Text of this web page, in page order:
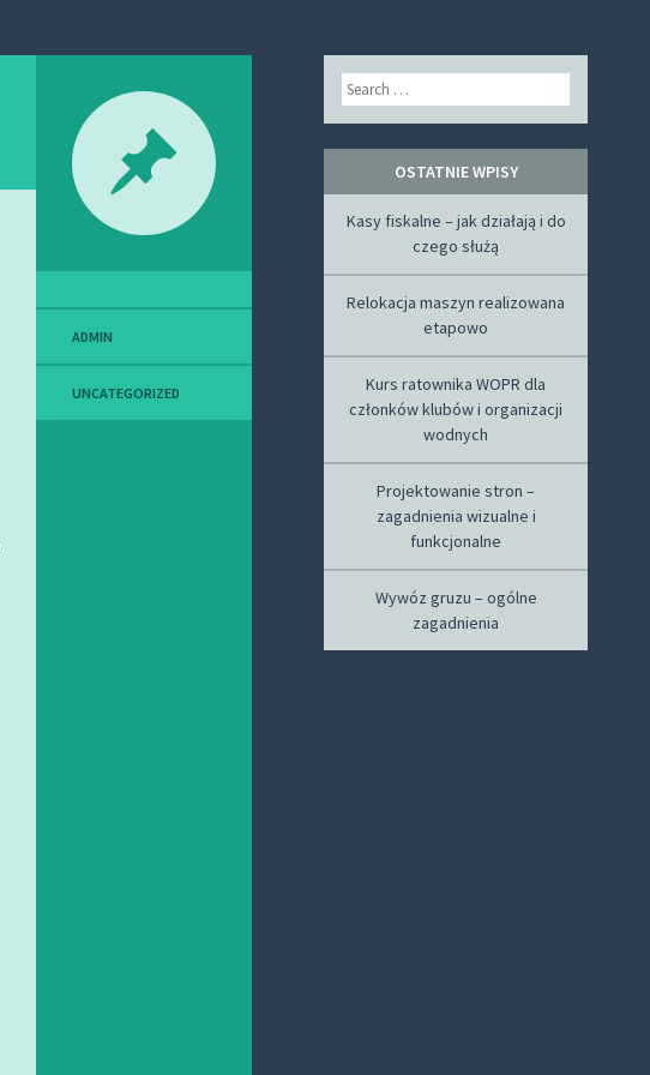
ADMIN
UNCATEGORIZED
Search
OSTATNIE WPISY
Kasy fiskalne – jak działają i do
czego służą
Relokacja maszyn realizowana
etapowo
Kurs ratownika WOPR dla
członków klubów i organizacji
wodnych
Projektowanie stron –
zagadnienia wizualne i
funkcjonalne
Wywóz gruzu – ogólne
zagadnienia